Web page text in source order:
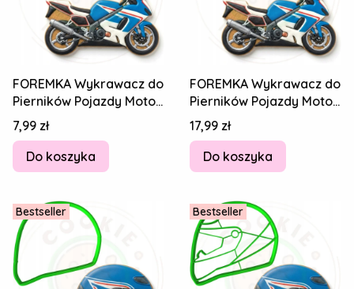
FOREMKA Wykrawacz do
Pierników Pojazdy Motor
MOTOCYKL Ścigacz 10cm
+Przepis
Cena
7,99 zł
Do koszyka
FOREMKA Wykrawacz do
Pierników Pojazdy Motor
MOTOCYKL Ścigacz 10cm
+Przepis
Cena
17,99 zł
Do koszyka
Bestseller Bestseller